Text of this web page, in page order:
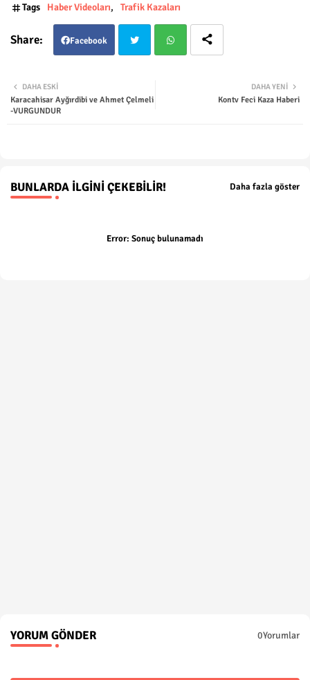
Tags Haber Videoları Trafik Kazaları
Facebook
ter
DAHA YENI
Kontv Feci Kaza Haberi
DAHA ESKI
Karacahisar Ayğırdibi ve Ahmet Çelmeli
-VURGUNDUR
BUNLARDA İLGINI ÇEKEBILIR! Daha fazla göster
Error: Sonuç bulunamadı
YORUM GÖNDER 0Yorumlar